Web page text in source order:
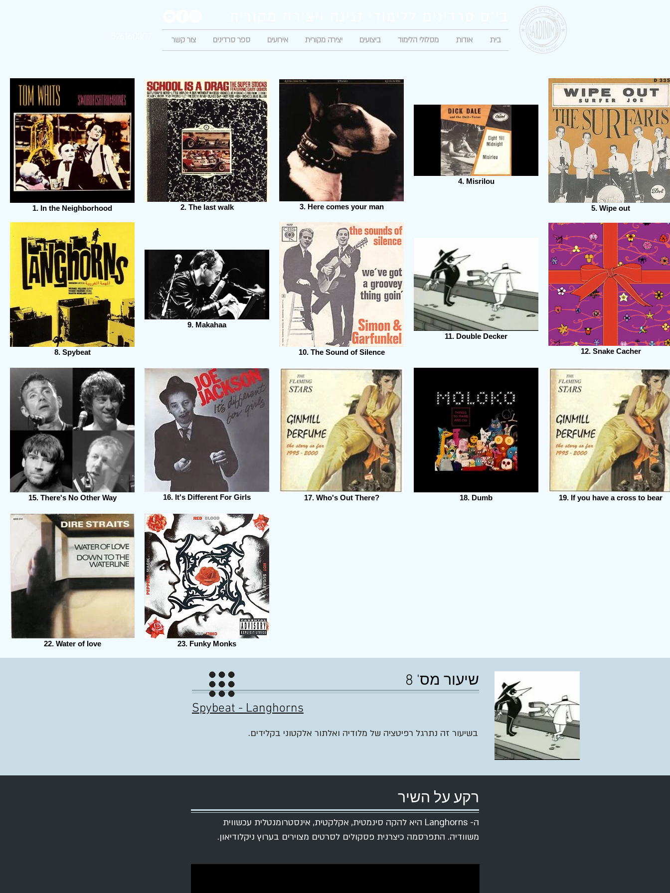
בית אודות מסלולי הלימוד ביצועים יצירה מקורית אירועים ספר סרדינים צור קשר
1. In the Neighborhood 2. The last walk 3. Here comes your man
4. Misrilou
5. Wipe out
8. Spybeat
9. Makahaa
10. The Sound of Silence
11. Double Decker
12. Snake Cacher
15. There's No Other Way 16. It's Different For Girls 17. Who's Out There? 18. Dumb 19. If you have a cross to bear
22. Water of love 23. Funky Monks
שיעור מס' 8
Spybeat -Langhorns
בשיעור זה נתרגל רפיטציה של מלודיה ואלתור אלקטוני בקלידים.
רקע על השיר
ה- Langhorns היא להקה סינמטית, אקלקטית, אינסטרומנטלית עכשווית
משוודיה. התפרסמה כיצרנית פסקולים לסרטים מצוירים בערוץ ניקלודיאון.